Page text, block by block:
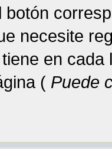
botón
necesite
en
( Puede